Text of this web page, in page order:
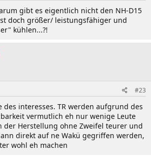
gibt es eigentlich nicht den NH-D15
doch größer/ leistungsfähiger und
kühlen...?!
#23
interesses. TR werden aufgrund des
vermutlich eh nur wenige Leute
der Herstellung ohne Zweifel teurer und
direkt auf ne Wakü gegriffen werden,
wohl eh machen